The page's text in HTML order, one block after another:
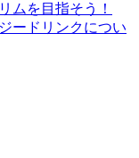
ムを目指そう！
ードリンクについ